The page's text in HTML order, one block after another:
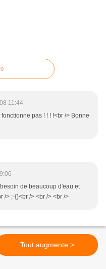
11:44
pas ! ! ! !<br /> Bonne
de beaucoup d'eau et
/> ;-{)<br /> <br /> <br />
Tout augmente >